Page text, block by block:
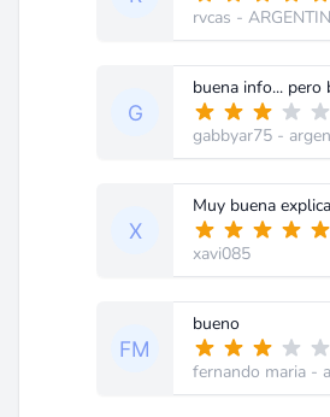
rvcas -
buena info... pero
gabbyar75 -
xavi085
bueno
fernando maria -